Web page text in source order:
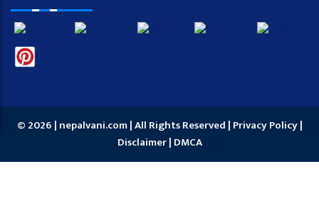
© 2026 | nepalvani.com | All Rights Reserved | Privacy Policy|
Disclaimer| DMCA